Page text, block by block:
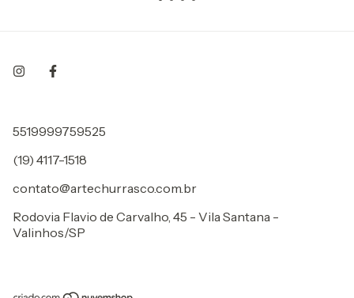
5519999759525
(19) 4117-1518
contato@artechurrasco.com.br
Rodovia Flavio de Carvalho, 45 - Vila Santana -
Valinhos/SP